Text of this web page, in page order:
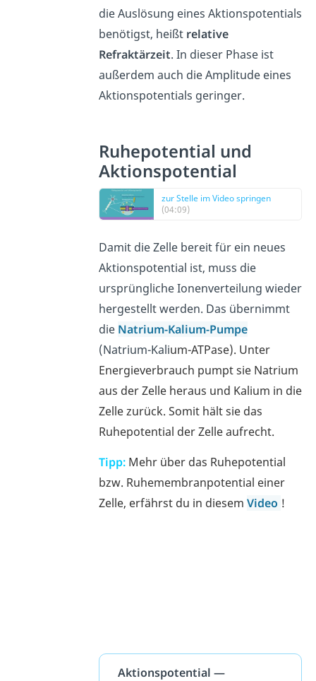
die Auslösung eines Aktionspotentials
benötigst, heißt relative
Refraktärzeit. In dieser Phase ist
außerdem auch die Amplitude eines
Aktionspotentials geringer.
Ruhepotential und
Aktionspotential
zur Stelle im Video springen
(04:09)
Damit die Zelle bereit für ein neues
Aktionspotential ist, muss die
ursprüngliche Ionenverteilung wieder
hergestellt werden. Das übernimmt
die Natrium-Kalium-Pumpe
(Natrium-Kalium-ATPase). Unter
Energieverbrauch pumpt sie Natrium
aus der Zelle heraus und Kalium in die
Zelle zurück. Somit hält sie das
Ruhepotential der Zelle aufrecht.
Tipp: Mehr über das Ruhepotential
bzw. Ruhemembranpotential einer
Zelle, erfährst du in diesem Video !
Aktionspotential —